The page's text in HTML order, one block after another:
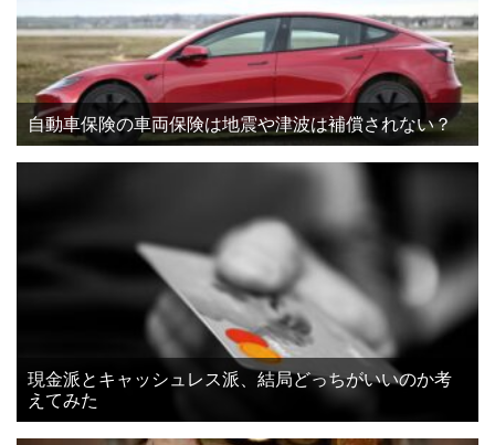
自動車保険の車両保険は地震や津波は補償されない？
現金派とキャッシュレス派、結局どっちがいいのか考
えてみた